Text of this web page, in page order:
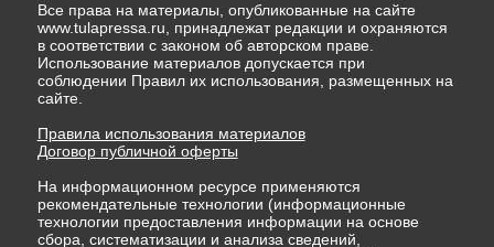
Все права на материалы, опубликованные на сайте
www.tulapressa.ru, принадлежат редакции и охраняются
в соответствии с законом об авторском праве.
Использование материалов допускается при
соблюдении Правил их использования, размещенных на
сайте.
Правила использования материалов
Договор публичной оферты
На информационном ресурсе применяются
рекомендательные технологии (информационные
технологии предоставления информации на основе
сбора, систематизации и анализа сведений,